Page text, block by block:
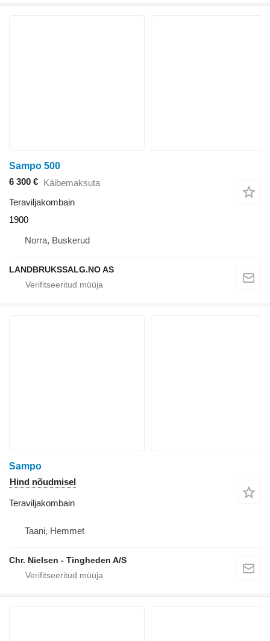
Sampo 500
6 300 € Käibemaksuta
Teraviljakombain
1900
Norra, Buskerud
LANDBRUKSSALG.NO AS
Sampo
Hind nõudmisel
Teraviljakombain
Taani, Hemmet
Chr. Nielsen - Tingheden A/S